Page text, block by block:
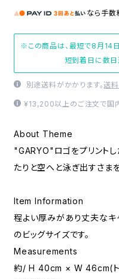
なら 手数
※この商品は、最短で8月14
短到着日に数日
別途送料がかかります。送
¥13,200以上のご注文で国
About Theme
"GARYO"ロゴをプリントし
たりと空へと泳ぎ出すさま
Item Information
程よい厚みがあり丈夫なキ
のビッグサイズです。
Measurements
約/ H 40cm × W 46cm(